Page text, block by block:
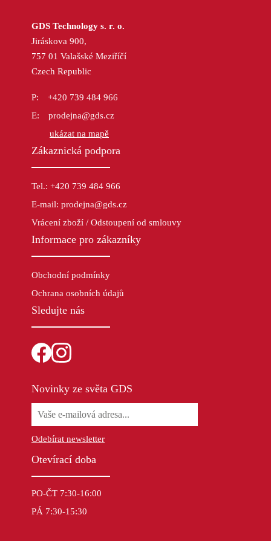
GDS Technology s. r. o.
Jiráskova 900,
757 01 Valašské Meziříčí
Czech Republic
+420 739 484 966
prodejna@gds.cz
ukázat na mapě
Zákaznická podpora
Tel.: +420 739 484 966
E-mail: prodejna@gds.cz
Vrácení zboží / Odstoupení od smlouvy
Informace pro zákazníky
Obchodní podmínky
Ochrana osobních údajů
Sledujte nás
Novinky ze světa GDS
Odebírat newsletter
Otevírací doba
PO-ČT 7:30-16:00
PÁ 7:30-15:30